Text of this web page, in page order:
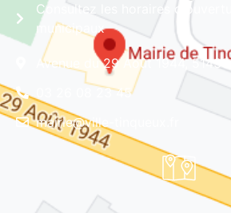
Consultez les horaires
municipaux
Avenue du 29 Août 1944, 51430
03 26 08 23 45
mairie@ville-tinqueux.fr